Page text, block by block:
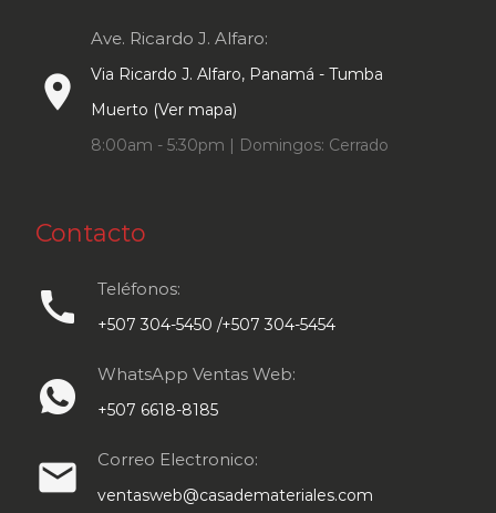
place
Ave. Ricardo J. Alfaro:
Via Ricardo J. Alfaro, Panamá - Tumba
Muerto (Ver mapa)
8:00am - 5:30pm | Domingos: Cerrado
Contacto
call Teléfonos:
+507 304-5450 /+507 304-5454
WhatsApp Ventas Web:
+507 6618-8185
email Correo Electronico:
ventasweb@casademateriales.com